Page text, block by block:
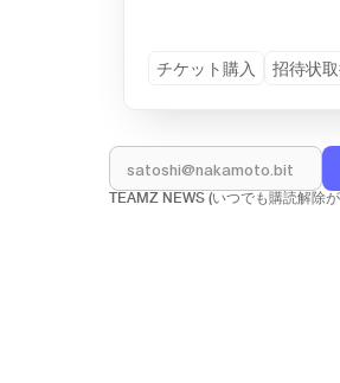
チケット購入 招待状
TEAMZ NEWS (いつでも購読解除
トップページ
スピーカー